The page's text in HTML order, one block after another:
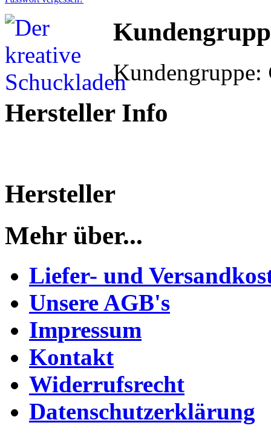
Kundengruppe:
Hersteller Info
Hersteller
Mehr über...
Liefer- und
Unsere AGB's
Impressum
Kontakt
Widerrufsrecht
Datenschutzerklärung